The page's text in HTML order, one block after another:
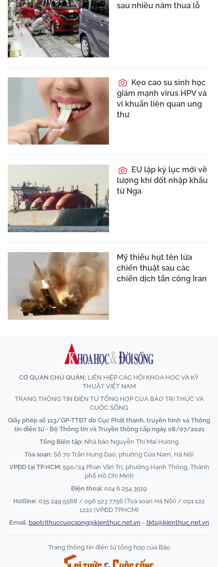
sau nhiều năm thua lỗ
Kẹo cao su sinh học
giảm mạnh virus HPV và
vi khuẩn liên quan ung
thư
EU lập kỷ lục mới về
lượng khí đốt nhập khẩu
từ Nga
Mỹ thiếu hụt tên lửa
chiến thuật sau các
chiến dịch tấn công Iran
CƠ QUAN CHỦ QUẢN: LIÊN HIỆP CÁC HỘI KHOA HỌC VÀ KỸ
THUẬT VIỆT NAM
TRANG THÔNG TIN ĐIỆN TỬ TỔNG HỢP CỦA BÁO TRI THỨC VÀ
CUỘC SỐNG
Giấy phép số 113/GP-TTĐT do Cục Phát thanh, truyền hình và Thông
tin điện tử - Bộ Thông tin và Truyền thông cấp ngày 08/07/2021
Tổng Biên tập: Nhà báo Nguyễn Thị Mai Hương
Tòa soạn: Số 70 Trần Hưng Đạo, phường Cửa Nam, Hà Nội
VPĐD tại TP.HCM: 590/24 Phan Văn Trị, phường Hạnh Thông, Thành
phố Hồ Chí Minh
Điện thoại: 024 6 254 3519
Hotline: 035 249 5588 / 096 523 7756 (Toà soạn Hà Nội) / 091 122
1222 (VPĐD TPHCM)
Email: baotrithuccuocsong@kienthuc.net.vn - tkts@kienthuc.net.vn
Trang thông tin điện tử tổng hợp của Báo